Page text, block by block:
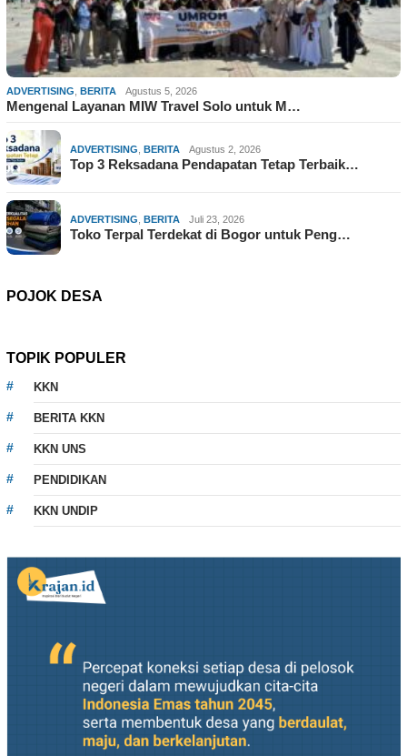
ADVERTISING BERITA Agustus 5, 2026
Mengenal Layanan MIW Travel Solo untuk M…
ADVERTISING BERITA Agustus 2, 2026
Top 3 Reksadana Pendapatan Tetap Terbaik…
ADVERTISING BERITA Juli 23, 2026
Toko Terpal Terdekat di Bogor untuk Peng…
POJOK DESA
TOPIK POPULER
KKN
BERITA KKN
KKN UNS
PENDIDIKAN
KKN UNDIP